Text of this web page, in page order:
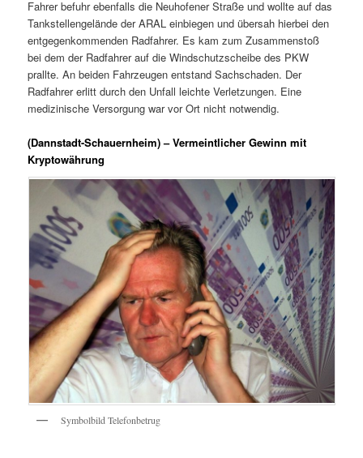
Fahrer befuhr ebenfalls die Neuhofener Straße und wollte auf das
Tankstellengelände der ARAL einbiegen und übersah hierbei den
entgegenkommenden Radfahrer. Es kam zum Zusammenstoß
bei dem der Radfahrer auf die Windschutzscheibe des PKW
prallte. An beiden Fahrzeugen entstand Sachschaden. Der
Radfahrer erlitt durch den Unfall leichte Verletzungen. Eine
medizinische Versorgung war vor Ort nicht notwendig.
(Dannstadt-Schauernheim) – Vermeintlicher Gewinn mit
Kryptowährung
Symbolbild Telefonbetrug